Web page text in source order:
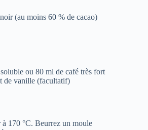
(au moins 60 % de cacao)
ou 80 ml de café très fort
de vanille (facultatif)
170 °C. Beurrez un moule